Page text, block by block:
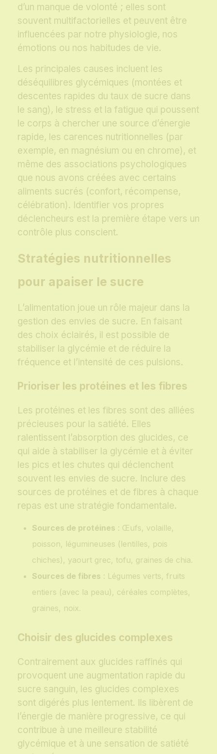
d’un manque de volonté ; elles sont
souvent multifactorielles et peuvent être
influencées par notre physiologie, nos
émotions ou nos habitudes de vie.
Les principales causes incluent les
déséquilibres glycémiques (montées et
descentes rapides du taux de sucre dans
le sang), le stress et la fatigue qui poussent
le corps à chercher une source d’énergie
rapide, les carences nutritionnelles (par
exemple, en magnésium ou en chrome), et
même des associations psychologiques
que nous avons créées avec certains
aliments sucrés (confort, récompense,
célébration). Identifier vos propres
déclencheurs est la première étape vers un
contrôle plus conscient.
Stratégies nutritionnelles
pour apaiser le sucre
L’alimentation joue un rôle majeur dans la
gestion des envies de sucre. En faisant
des choix éclairés, il est possible de
stabiliser la glycémie et de réduire la
fréquence et l’intensité de ces pulsions.
Prioriser les protéines et les fibres
Les protéines et les fibres sont des alliées
précieuses pour la satiété. Elles
ralentissent l’absorption des glucides, ce
qui aide à stabiliser la glycémie et à éviter
les pics et les chutes qui déclenchent
souvent les envies de sucre. Inclure des
sources de protéines et de fibres à chaque
repas est une stratégie fondamentale.
Sources de protéines : Œufs, volaille,
poisson, légumineuses (lentilles, pois
chiches), yaourt grec, tofu, graines de chia.
Sources de fibres : Légumes verts, fruits
entiers (avec la peau), céréales complètes,
graines, noix.
Choisir des glucides complexes
Contrairement aux glucides raffinés qui
provoquent une augmentation rapide du
sucre sanguin, les glucides complexes
sont digérés plus lentement. Ils libèrent de
l’énergie de manière progressive, ce qui
contribue à une meilleure stabilité
glycémique et à une sensation de satiété